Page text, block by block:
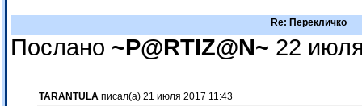
Re: Перекличко
Послано ~P@RTIZ@N~ 22
TARANTULA писал(а) 21 июля 2017 11:43